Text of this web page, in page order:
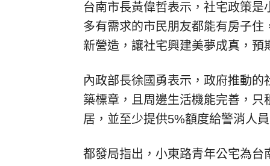
台南市長黃偉哲表示，社宅政策
多有需求的市民朋友都能有房子
新營造，讓社宅興建美夢成真，預
內政部長徐國勇表示，政府推動
築標章，且周邊生活機能完善，
居，並至少提供5%額度給警消人
都發局指出，小東路青年公宅為